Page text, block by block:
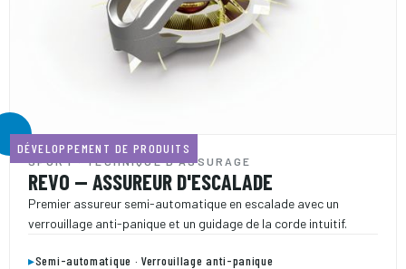
DÉVELOPPEMENT DE PRODUITS
SPORT · TECHNIQUE D'ASSURAGE
REVO — ASSUREUR D'ESCALADE
Premier assureur semi-automatique en escalade avec un
verrouillage anti-panique et un guidage de la corde intuitif.
▸Semi-automatique · Verrouillage anti-panique